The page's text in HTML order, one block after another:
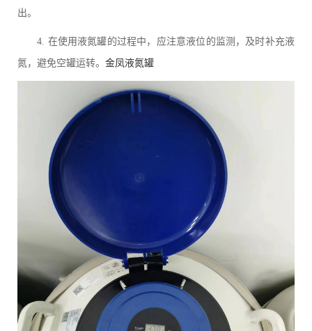
出。
4. 在使用液氮罐的过程中，应注意液位的监测，及时补充液
氮，避免空罐运转。 金凤液氮罐